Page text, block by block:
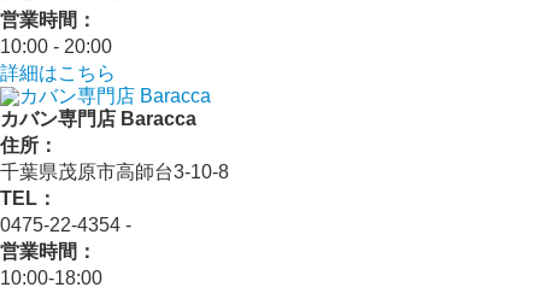
営業時間：
10:00 - 20:00
詳細はこちら
カバン専門店 Baracca
住所：
千葉県茂原市高師台3-10-8
TEL：
0475-22-4354 ‐
営業時間：
10:00‐18:00